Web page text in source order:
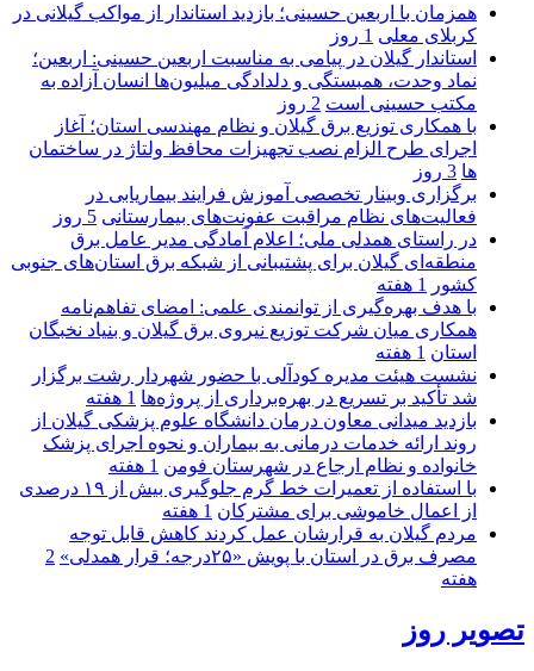
همزمان با اربعین حسینی؛ بازدید استاندار از مواکب گیلانی در
کربلای معلی 1 روز
استاندار گیلان در پیامی به مناسبت اربعین حسینی: اربعین؛
نماد وحدت، همبستگی و دلدادگی میلیون‌ها انسان آزاده به
مکتب حسینی است 2 روز
با همکاری توزیع برق گیلان و نظام مهندسی استان؛ آغاز
اجرای طرح الزام نصب تجهیزات محافظ ولتاژ در ساختمان
ها 3 روز
برگزاری وبینار تخصصی آموزش فرایند بیماریابی در
فعالیت‌های نظام مراقبت عفونت‌های بیمارستانی 5 روز
در راستای همدلی ملی؛ اعلام آمادگی مدیر عامل برق
منطقه‌ای گیلان برای پشتیبانی از شبكه برق استان‌های جنوبی
كشور
1 هفته
با هدف بهره‌گیری از توانمندی علمی: امضای تفاهم‌نامه
همكاری میان شركت توزیع نیروی برق گیلان و بنیاد نخبگان
استان 1 هفته
نشست هیئت مدیره کودآلی با حضور شهردار رشت برگزار
شد تأکید بر تسریع در بهره‌برداری از پروژه‌ها 1 هفته
بازدید میدانی معاون درمان دانشگاه علوم پزشکی گیلان از
روند ارائه خدمات درمانی به بیماران و نحوه اجرای پزشک
خانواده و نظام ارجاع در شهرستان فومن 1 هفته
با استفاده از تعمیرات خط گرم جلوگیری بیش از ۱۹ درصدی
از اعمال خاموشی برای مشتركان 1 هفته
مردم گیلان به قرارشان عمل کردند كاهش قابل توجه
مصرف برق در استان با پویش «۲۵درجه؛ قرار همدلی»
2
هفته
تصویر روز